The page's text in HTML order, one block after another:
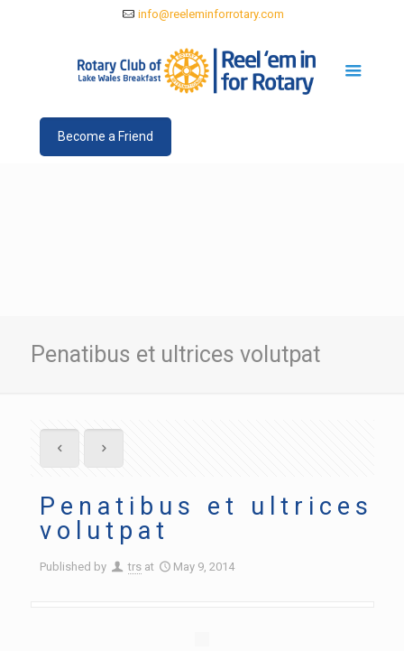
info@reeleminforrotary.com
Become a Friend
Penatibus et ultrices volutpat
Penatibus et ultrices
volutpat
Published by trs at May 9, 2014